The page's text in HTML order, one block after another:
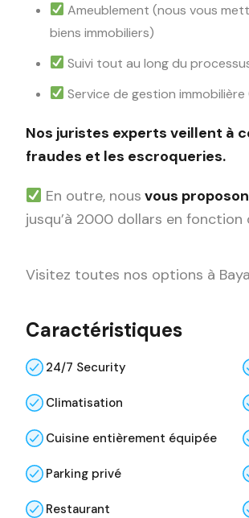
Ameublement (nous vous
biens immobiliers)
Suivi tout au long du
Service de gestion
Nos juristes experts veillent à
fraudes et les escroqueries.
En outre, nous vous
jusqu’à 2000 dollars en
Visitez toutes nos options à
Caractéristiques
24/7 Security
Climatisation
Cuisine entièrement équipée
Parking privé
Restaurant